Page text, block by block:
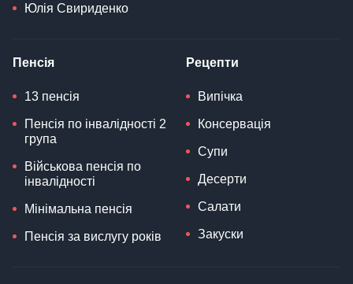
Юлія Свириденко
Пенсія
13 пенсія
Пенсія по інвалідності 2
група
Військова пенсія по
інвалідності
Мінімальна пенсія
Пенсія за вислугу років
Рецепти
Випічка
Консервація
Супи
Десерти
Салати
Закуски